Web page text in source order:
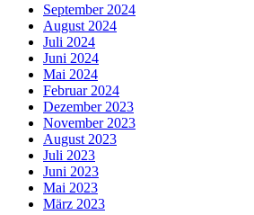
September 2024
August 2024
Juli 2024
Juni 2024
Mai 2024
Februar 2024
Dezember 2023
November 2023
August 2023
Juli 2023
Juni 2023
Mai 2023
März 2023